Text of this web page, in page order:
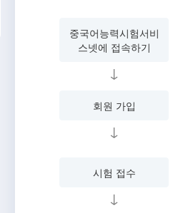
중국어능력시험서비
스넷에 접속하기
↓
회원 가입
↓
시험 접수
↓